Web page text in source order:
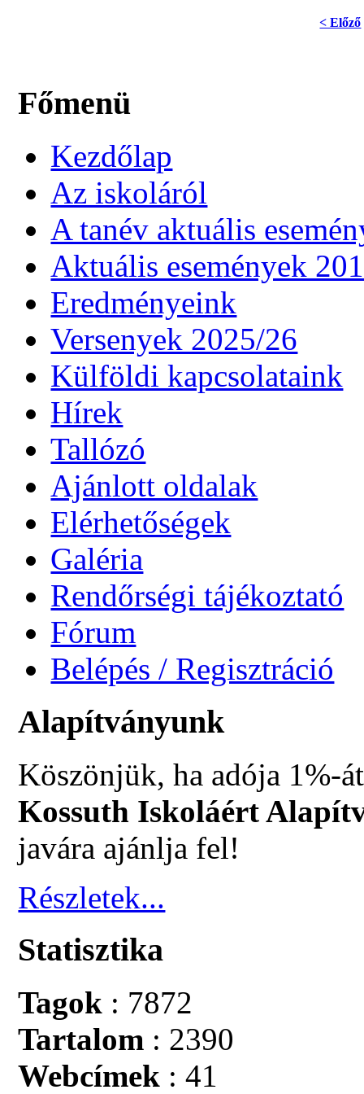
< Előző
Főmenü
Kezdőlap
Az iskoláról
A tanév aktuális
Aktuális események
Eredményeink
Versenyek 2025/26
Külföldi kapcsolataink
Hírek
Tallózó
Ajánlott oldalak
Elérhetőségek
Galéria
Rendőrségi tájékoztató
Fórum
Belépés / Regisztráció
Alapítványunk
Köszönjük, ha adója 1%-
Kossuth Iskoláért
javára ajánlja fel!
Részletek...
Statisztika
Tagok : 7872
Tartalom : 2390
Webcímek : 41